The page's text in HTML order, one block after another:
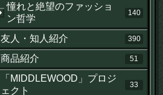
憧れと絶望のファッショ
ン哲学
140
友人・知人紹介 390
商品紹介 51
「MIDDLEWOOD」プロジ
ェクト
33